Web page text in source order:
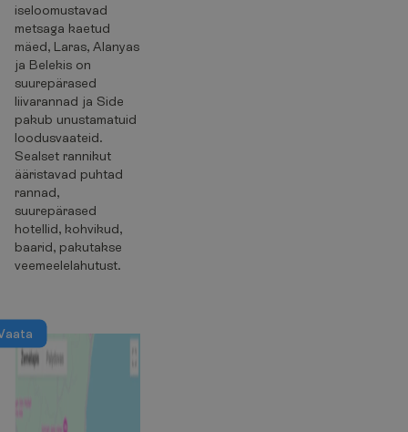
iseloomustavad
metsaga kaetud
mäed, Laras, Alanyas
ja Belekis on
suurepärased
liivarannad ja Side
pakub unustamatuid
loodusvaateid.
Sealset rannikut
ääristavad puhtad
rannad,
suurepärased
hotellid, kohvikud,
baarid, pakutakse
veemeelelahutust.
aata